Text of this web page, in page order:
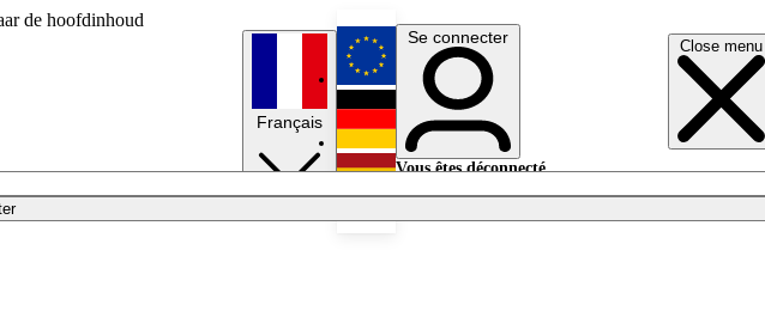
de hoofdinhoud
Close menu
Français
English
Deutsch
Se connecter
Vous êtes déconnecté.